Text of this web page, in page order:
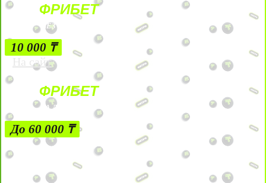
ФРИБЕТ
БЕЗ УСЛОВИЙ
10 000 ₸
На сайт
ФРИБЕТ
ЗА ДЕПОЗИТЫ
До 60 000 ₸